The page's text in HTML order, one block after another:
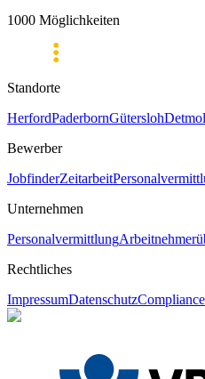
1000 Möglichkeiten
Standorte
HerfordPaderbornGütersloh
Bewerber
JobfinderZeitarbeit
Unternehmen
Personalvermittlung
Rechtliches
ImpressumDatenschutzCompliance